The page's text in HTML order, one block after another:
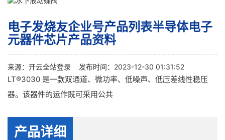
电子发烧友企业号产品列表半导体电子
元器件芯片产品资料
来源： 开云全站登录 发布时间：2023-12-30 01:31:52
LT®3030 是一款双通道、微功率、低噪声、低压差线性稳压
器。该器件的运作既可采用公共
产品详细